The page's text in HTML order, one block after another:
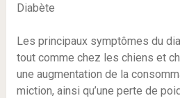
Diabète
Les principaux symptômes du
tout comme chez les chiens et
une augmentation de la
miction, ainsi qu’une perte de